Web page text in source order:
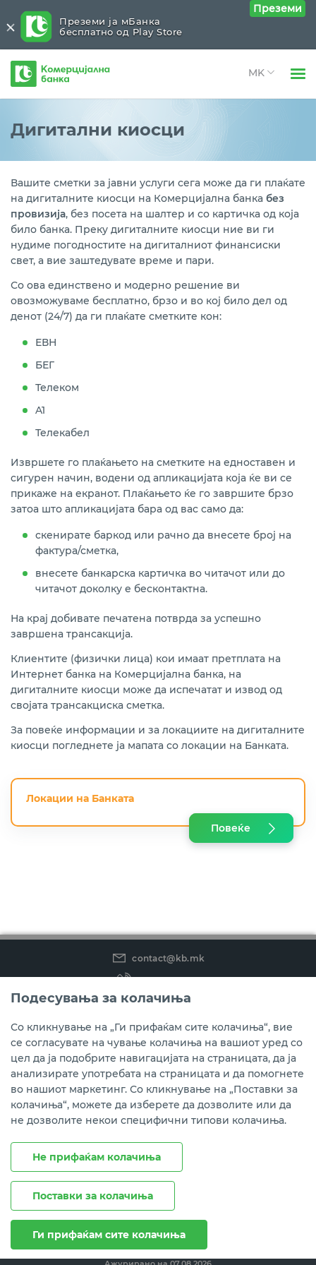
Open
За нас
Open
Блог
Close submenu (Нашата мрежа)
Банкомати
Дигитални киосци
Локации на Банката
Комерцијална
банка
Дигитални киосци
Вашите сметки за јавни услуги сега може да ги плаќате
на дигиталните киосци на Комерцијална банка без
провизија, без посета на шалтер и со картичка од која
било банка. Преку дигиталните киосци ние ви ги
нудиме погодностите на дигиталниот финансиски
свет, а вие заштедувате време и пари.
Со ова единствено и модерно решение ви
овозможуваме бесплатно, брзо и во кој било дел од
денот (24/7) да ги плаќате сметките кон:
ЕВН
БЕГ
Телеком
A1
Телекабел
Извршете го плаќањето на сметките на едноставен и
сигурен начин, водени од апликацијата која ќе ви се
прикаже на екранот. Плаќањето ќе го завршите брзо
затоа што апликацијата бара од вас само да:
скенирате баркод или рачно да внесете број на
фактура/сметка,
внесете банкарска картичка во читачот или до
читачот доколку е бесконтактна.
На крај добивате печатена потврда за успешно
завршена трансакција.
Клиентите (физички лица) кои имаат претплата на
Интернет банка на Комерцијална банка, на
дигиталните киосци може да испечатат и извод од
својата трансакциска сметка.
За повеќе информации и за локациите на дигиталните
киосци погледнете ја мапата со локации на Банката.
Локации на Банката
Повеќе
contact@kb.mk
(02) 3 296 800
Instagram
LinkedIn
Youtube
Преземете ја мобилната апликација мБанка.
Политика за колачиња
Подесувања за колачиња
Со кликнување на „Ги прифаќам сите колачиња“, вие
се согласувате на чување колачиња на вашиот уред со
цел да ја подобрите навигацијата на страницата, да ја
анализирате употребата на страницата и да помогнете
во нашиот маркетинг. Со кликнување на „Поставки за
колачиња“, можете да изберете да дозволите или да
не дозволите некои специфични типови колачиња.
Не прифаќам колачиња
Поставки за колачиња
Ги прифаќам сите колачиња
Преземи ја мБанка
бесплатно од Play Store
Преземи